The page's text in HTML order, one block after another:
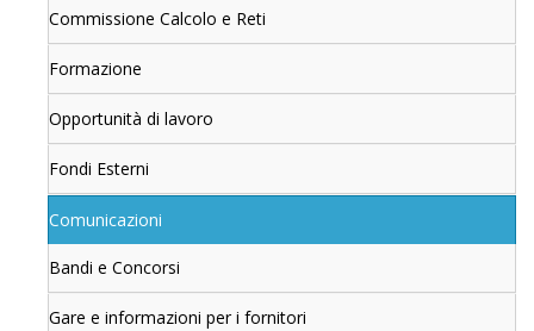
Commissione Calcolo e Reti
Formazione
Opportunità di lavoro
Fondi Esterni
Comunicazioni
Bandi e Concorsi
Gare e informazioni per i fornitori